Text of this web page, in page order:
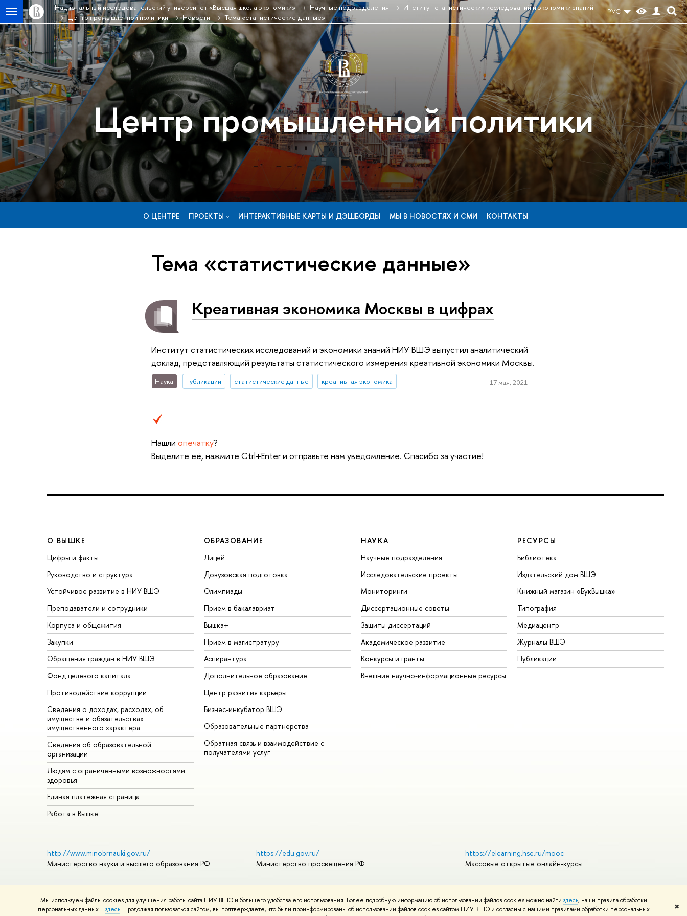
Мы используем файлы cookies для улучшения работы сайта НИУ ВШЭ и большего удобства его использования. Более подробную информацию об использовании файлов cookies можно найти здесь, наши правила обработки
персональных данных –здесь. Продолжая пользоваться сайтом, вы подтверждаете, что были проинформированы об использовании файлов cookies сайтом НИУ ВШЭ и согласны с нашими правилами обработки персональных
✖
РУС
Национальный исследовательский университет «Высшая школа экономики» Научные подразделения
Институт статистических исследований и экономики знаний
Центр промышленной политики
Новости Тема «статистические данные»
Центр промышленной политики
О ЦЕНТРЕ ПРОЕКТЫ ИНТЕРАКТИВНЫЕ КАРТЫ И ДЭШБОРДЫ МЫ В НОВОСТЯХ И СМИ КОНТАКТЫ
Тема «статистические данные»
Креативная экономика Москвы в цифрах
Институт статистических исследований и экономики знаний НИУ ВШЭ выпустил аналитический
доклад, представляющий результаты статистического измерения креативной экономики Москвы.
Наука публикации статистические данные креативная экономика 17 мая, 2021 г.
Нашли опечатку?
Выделите её, нажмите Ctrl+Enter и отправьте нам уведомление. Спасибо за участие!
О ВЫШКЕ
Цифры и факты
Руководство и структура
Устойчивое развитие в НИУ ВШЭ
Преподаватели и сотрудники
Корпуса и общежития
Закупки
Обращения граждан в НИУ ВШЭ
Фонд целевого капитала
Противодействие коррупции
Сведения о доходах, расходах, об
имуществе и обязательствах
имущественного характера
Сведения об образовательной
организации
Людям с ограниченными возможностями
здоровья
Единая платежная страница
Работа в Вышке
ОБРАЗОВАНИЕ
Лицей
Довузовская подготовка
Олимпиады
Прием в бакалавриат
Вышка+
Прием в магистратуру
Аспирантура
Дополнительное образование
Центр развития карьеры
Бизнес-инкубатор ВШЭ
Образовательные партнерства
Обратная связь и взаимодействие с
получателями услуг
НАУКА
Научные подразделения
Исследовательские проекты
Мониторинги
Диссертационные советы
Защиты диссертаций
Академическое развитие
Конкурсы и гранты
Внешние научно-информационные ресурсы
РЕСУРСЫ
Библиотека
Издательский дом ВШЭ
Книжный магазин «БукВышка»
Типография
Медиацентр
Журналы ВШЭ
Публикации
http://www.minobrnauki.gov.ru/
Министерство науки и высшего образования РФ
https://edu.gov.ru/
Министерство просвещения РФ
https://elearning.hse.ru/mooc
Массовые открытые онлайн-курсы
© НИУ ВШЭ 1993–2026 Адреса и контактыУсловия использования материалов Политика конфиденциальностиКарта сайта
Шрифты HSE Sans и HSE Slab разработаны вШколе дизайна НИУ ВШЭ
Редактору